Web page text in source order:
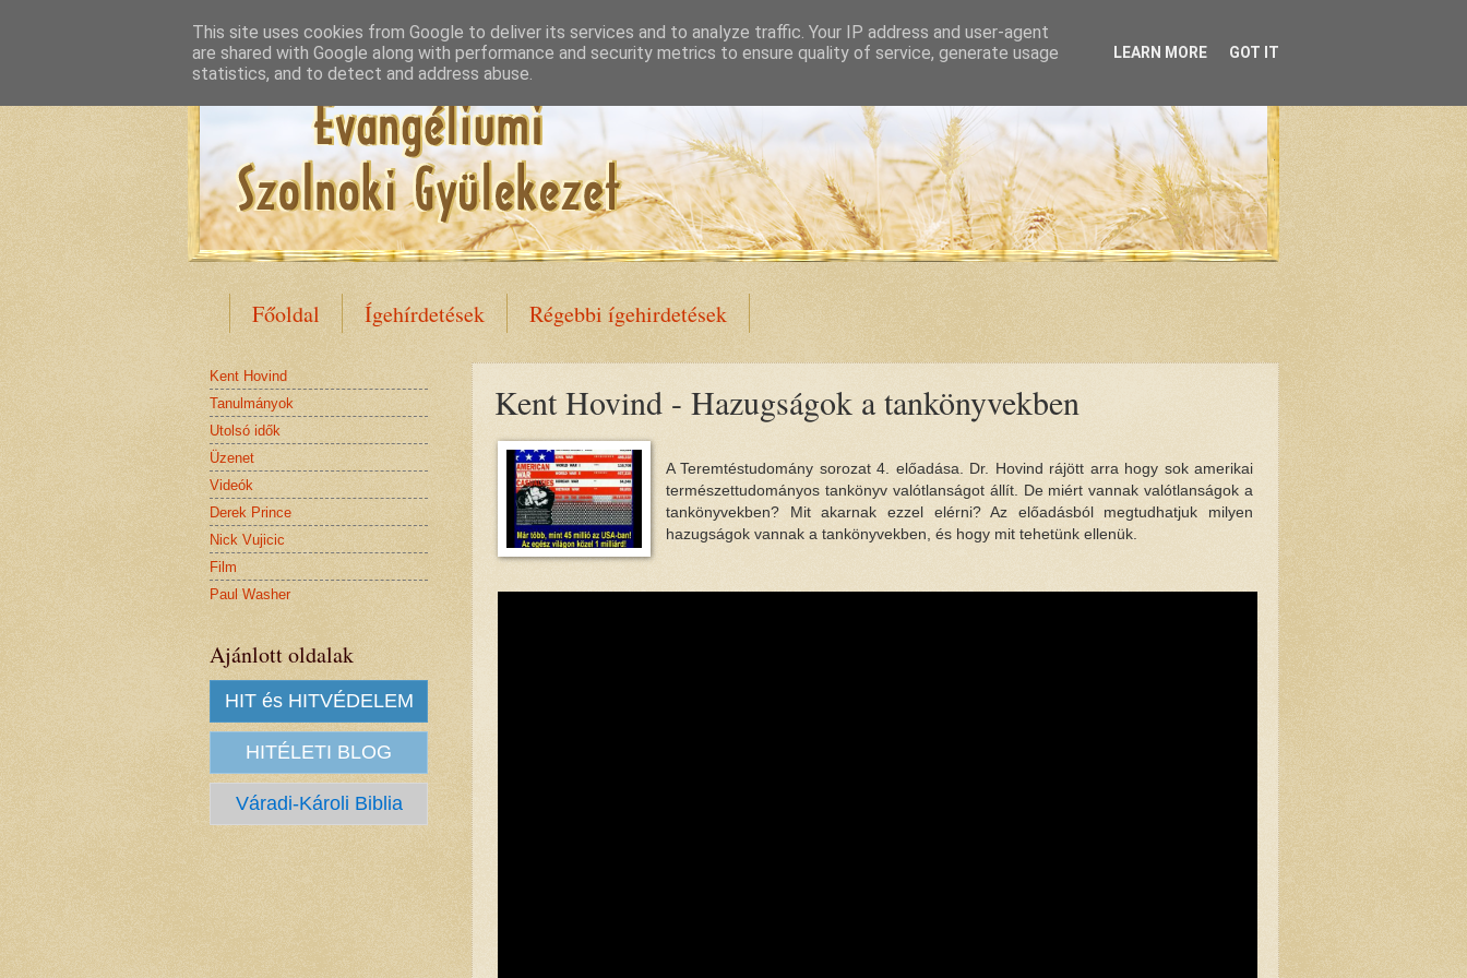
Főoldal Ígehírdetések Régebbi ígehirdetések
Kent Hovind - Hazugságok a tankönyvekben
A Teremtéstudomány sorozat 4. előadása. Dr. Hovind rájött arra hogy sok amerikai
természettudományos tankönyv valótlanságot állít. De miért vannak valótlanságok a
tankönyvekben? Mit akarnak ezzel elérni? Az előadásból megtudhatjuk milyen
hazugságok vannak a tankönyvekben, és hogy mit tehetünk ellenük.
Kent Hovind
Tanulmányok
Utolsó idők
Üzenet
Videók
Derek Prince
Nick Vujicic
Film
Paul Washer
Ajánlott oldalak
HIT és HITVÉDELEM
HITÉLETI BLOG
Váradi-Károli Biblia
This site uses cookies from Google to deliver its services and to analyze traffic. Your IP address and user-agent
are shared with Google along with performance and security metrics to ensure quality of service, generate usage
statistics, and to detect and address abuse.
LEARN MORE GOT IT